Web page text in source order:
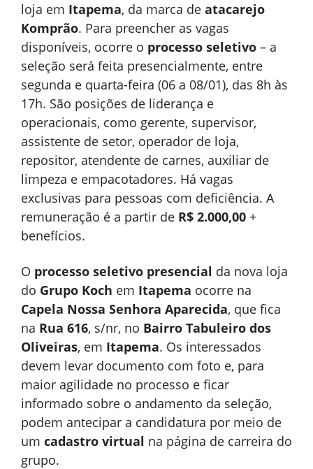
loja em Itapema, da marca de atacarejo
Komprão. Para preencher as vagas
disponíveis, ocorre o processo seletivo – a
seleção será feita presencialmente, entre
segunda e quarta-feira (06 a 08/01), das 8h às
17h. São posições de liderança e
operacionais, como gerente, supervisor,
assistente de setor, operador de loja,
repositor, atendente de carnes, auxiliar de
limpeza e empacotadores. Há vagas
exclusivas para pessoas com deficiência. A
remuneração é a partir de R$ 2.000,00 +
benefícios.
O processo seletivo presencial da nova loja
do Grupo Koch em Itapema ocorre na
Capela Nossa Senhora Aparecida, que fica
na Rua 616, s/nr, no Bairro Tabuleiro dos
Oliveiras, em Itapema. Os interessados
devem levar documento com foto e, para
maior agilidade no processo e ficar
informado sobre o andamento da seleção,
podem antecipar a candidatura por meio de
um cadastro virtual na página de carreira do
grupo.